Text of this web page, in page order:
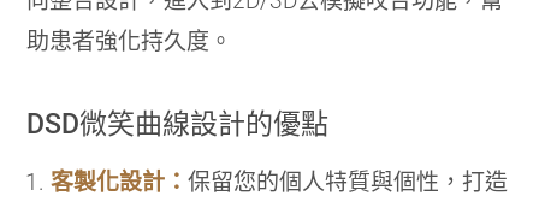
助患者強化持久度。
DSD微笑曲線設計的優點
客製化設計：保留您的個人特質與個性，打造